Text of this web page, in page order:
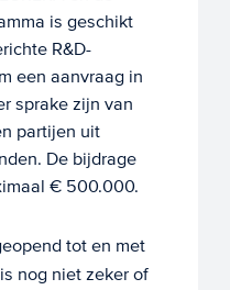
is geschikt
R&D-
een aanvraag in
sprake zijn van
partijen uit
De bijdrage
€ 500.000.
tot en met
nog niet zeker of